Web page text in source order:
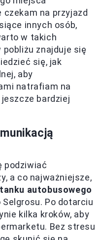
na przyjazd
innych osób,
w takich
znajduje się
się, jak
aby
natrafiam na
bardziej
podziwiać
a co najważniejsze,
autobusowego
Po dotarciu
kilka kroków, aby
Bez stresu